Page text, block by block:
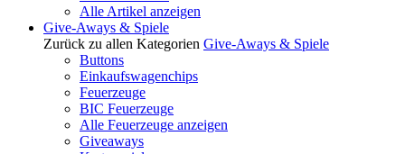
Alle Artikel anzeigen
Give-Aways & Spiele
Zurück zu allen Kategorien Give-Aways & Spiele
Buttons
Einkaufswagenchips
Feuerzeuge
BIC Feuerzeuge
Alle Feuerzeuge anzeigen
Giveaways